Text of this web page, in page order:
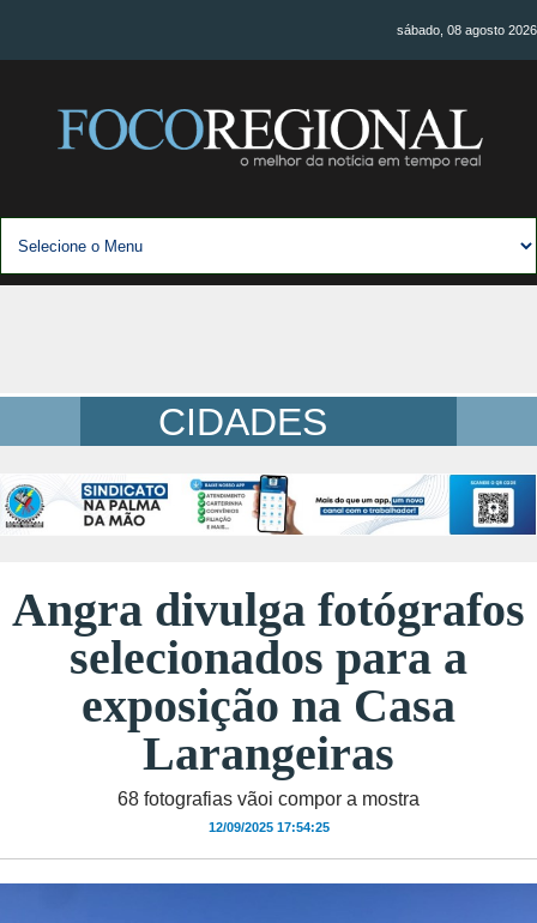
sábado, 08 agosto 2026
CIDADES
Angra divulga fotógrafos
selecionados para a
exposição na Casa
Larangeiras
68 fotografias vãoi compor a mostra
12/09/2025 17:54:25